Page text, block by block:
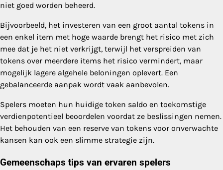
niet goed worden beheerd.
Bijvoorbeeld, het investeren van een groot aantal tokens in
een enkel item met hoge waarde brengt het risico met zich
mee dat je het niet verkrijgt, terwijl het verspreiden van
tokens over meerdere items het risico vermindert, maar
mogelijk lagere algehele beloningen oplevert. Een
gebalanceerde aanpak wordt vaak aanbevolen.
Spelers moeten hun huidige token saldo en toekomstige
verdienpotentieel beoordelen voordat ze beslissingen nemen.
Het behouden van een reserve van tokens voor onverwachte
kansen kan ook een slimme strategie zijn.
Gemeenschaps tips van ervaren spelers